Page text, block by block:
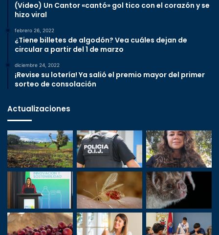
(Video) Un Cantor «cantó» gol tico con el corazón y se
hizo viral
febrero 26, 2022
¿Tiene billetes de algodón? Vea cuáles dejan de
circular a partir del 1 de marzo
diciembre 24, 2022
¡Revise su lotería! Ya salió el premio mayor del primer
sorteo de consolación
Actualizaciones